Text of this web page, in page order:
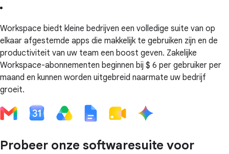
Workspace biedt kleine bedrijven een volledige suite van op
elkaar afgestemde apps die makkelijk te gebruiken zijn en de
productiviteit van uw team een boost geven. Zakelijke
Workspace-abonnementen beginnen bij $ 6 per gebruiker per
maand en kunnen worden uitgebreid naarmate uw bedrijf
groeit.
Probeer onze softwaresuite voor